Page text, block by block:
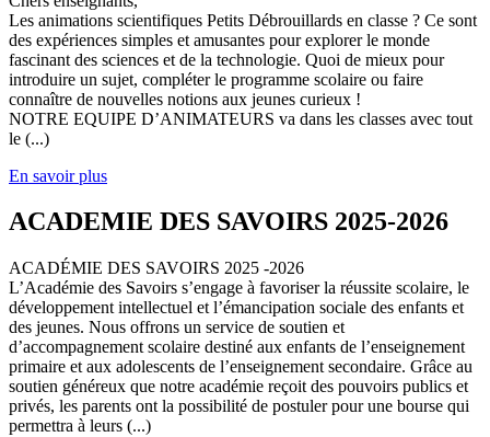
Les animations scientifiques Petits Débrouillards en classe ? Ce sont
des expériences simples et amusantes pour explorer le monde
fascinant des sciences et de la technologie. Quoi de mieux pour
introduire un sujet, compléter le programme scolaire ou faire
connaître de nouvelles notions aux jeunes curieux !
NOTRE EQUIPE D’ANIMATEURS va dans les classes avec tout
le (...)
En savoir plus
ACADEMIE DES SAVOIRS 2025-2026
ACADÉMIE DES SAVOIRS 2025 -2026
L’Académie des Savoirs s’engage à favoriser la réussite scolaire, le
développement intellectuel et l’émancipation sociale des enfants et
des jeunes. Nous offrons un service de soutien et
d’accompagnement scolaire destiné aux enfants de l’enseignement
primaire et aux adolescents de l’enseignement secondaire. Grâce au
soutien généreux que notre académie reçoit des pouvoirs publics et
privés, les parents ont la possibilité de postuler pour une bourse qui
permettra à leurs (...)